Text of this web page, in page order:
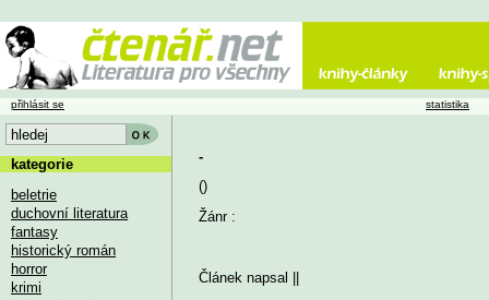
-
()
Žánr :
Článek napsal
přihlásit se statistika
kategorie
beletrie
duchovní literatura
fantasy
historický román
horror
krimi